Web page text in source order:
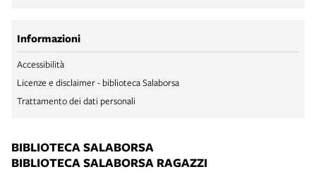
Informazioni
Accessibilità
Licenze e disclaimer - biblioteca Salaborsa
Trattamento dei dati personali
BIBLIOTECA SALABORSA
BIBLIOTECA SALABORSA RAGAZZI